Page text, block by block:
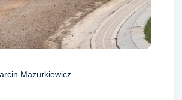
Mazurkiewicz